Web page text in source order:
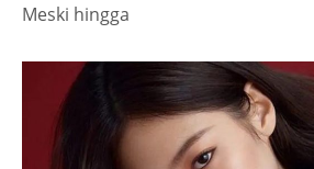
Meski hingga